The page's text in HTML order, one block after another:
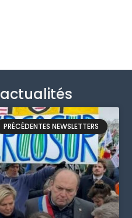
PRÉCÉDENTES NEWSLETTERS